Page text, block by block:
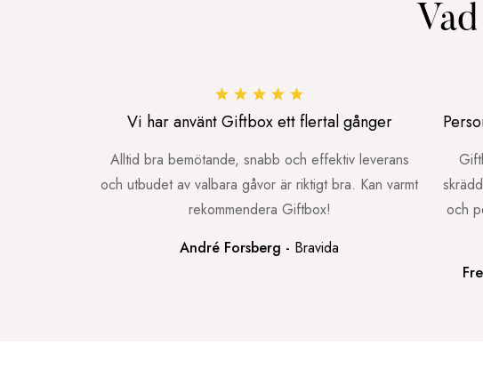
Vi har använt Giftbox ett flertal gånger
Alltid bra bemötande, snabb och effektiv leverans
och utbudet av valbara gåvor är riktigt bra. Kan varmt
rekommendera Giftbox!
André Forsberg - Bravida
och